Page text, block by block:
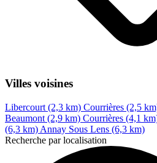
Villes voisines
Libercourt (2,3 km) Courrières (2,5
Beaumont (2,9 km) Courrières (4,1
(6,3 km) Annay Sous Lens (6,3 km)
Recherche par localisation